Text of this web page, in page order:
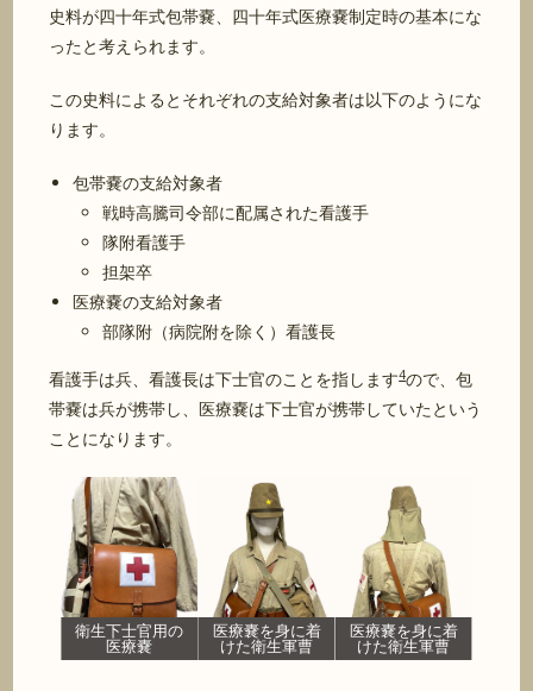
史料が四十年式包帯嚢、四十年式医療嚢制定時の基本にな
ったと考えられます。
この史料によるとそれぞれの支給対象者は以下のようにな
ります。
包帯嚢の支給対象者
戦時高騰司令部に配属された看護手
隊附看護手
担架卒
医療嚢の支給対象者
部隊附（病院附を除く）看護長
看護手は兵、看護長は下士官のことを指します4ので、包
帯嚢は兵が携帯し、医療嚢は下士官が携帯していたという
ことになります。
衛生下士官用の
医療嚢
医療嚢を身に着
けた衛生軍曹
医療嚢を身に着
けた衛生軍曹